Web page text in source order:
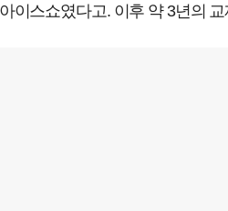
이스쇼였다고. 이후 약 3년의